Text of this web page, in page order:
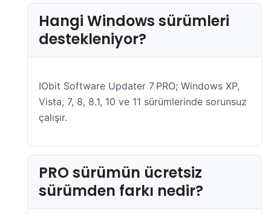
Hangi Windows sürümleri
destekleniyor?
IObit Software Updater 7 PRO; Windows XP,
Vista, 7, 8, 8.1, 10 ve 11 sürümlerinde sorunsuz
çalışır.
PRO sürümün ücretsiz
sürümden farkı nedir?